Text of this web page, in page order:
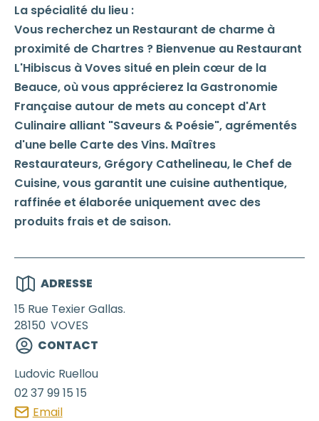
La spécialité du lieu :
Vous recherchez un Restaurant de charme à
proximité de Chartres ? Bienvenue au Restaurant
L'Hibiscus à Voves situé en plein cœur de la
Beauce, où vous apprécierez la Gastronomie
Française autour de mets au concept d'Art
Culinaire alliant "Saveurs & Poésie", agrémentés
d'une belle Carte des Vins. Maîtres
Restaurateurs, Grégory Cathelineau, le Chef de
Cuisine, vous garantit une cuisine authentique,
raffinée et élaborée uniquement avec des
produits frais et de saison.
ADRESSE
15 Rue Texier Gallas.
28150 VOVES
CONTACT
Ludovic Ruellou
02 37 99 15 15
Email